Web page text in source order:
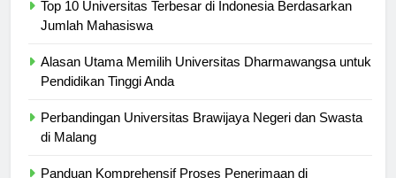
Top 10 Universitas Terbesar di Indonesia Berdasarkan
Alasan Utama Memilih Universitas Dharmawangsa untuk
Perbandingan Universitas Brawijaya Negeri dan Swasta